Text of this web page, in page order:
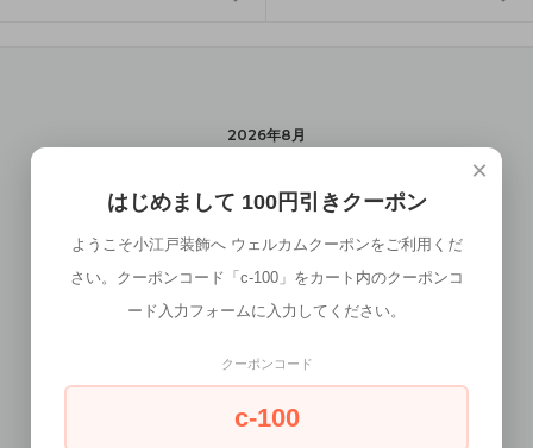
2026年8月
1
2 3 5 6 7 8
16 17 18 19 20 21 22
×
はじめまして 100円引きクーポン
ようこそ小江戸装飾へ ウェルカムクーポンをご利用くだ
さい。クーポンコード「c-100」をカート内のクーポンコ
ード入力フォームに入力してください。
クーポンコード
c-100